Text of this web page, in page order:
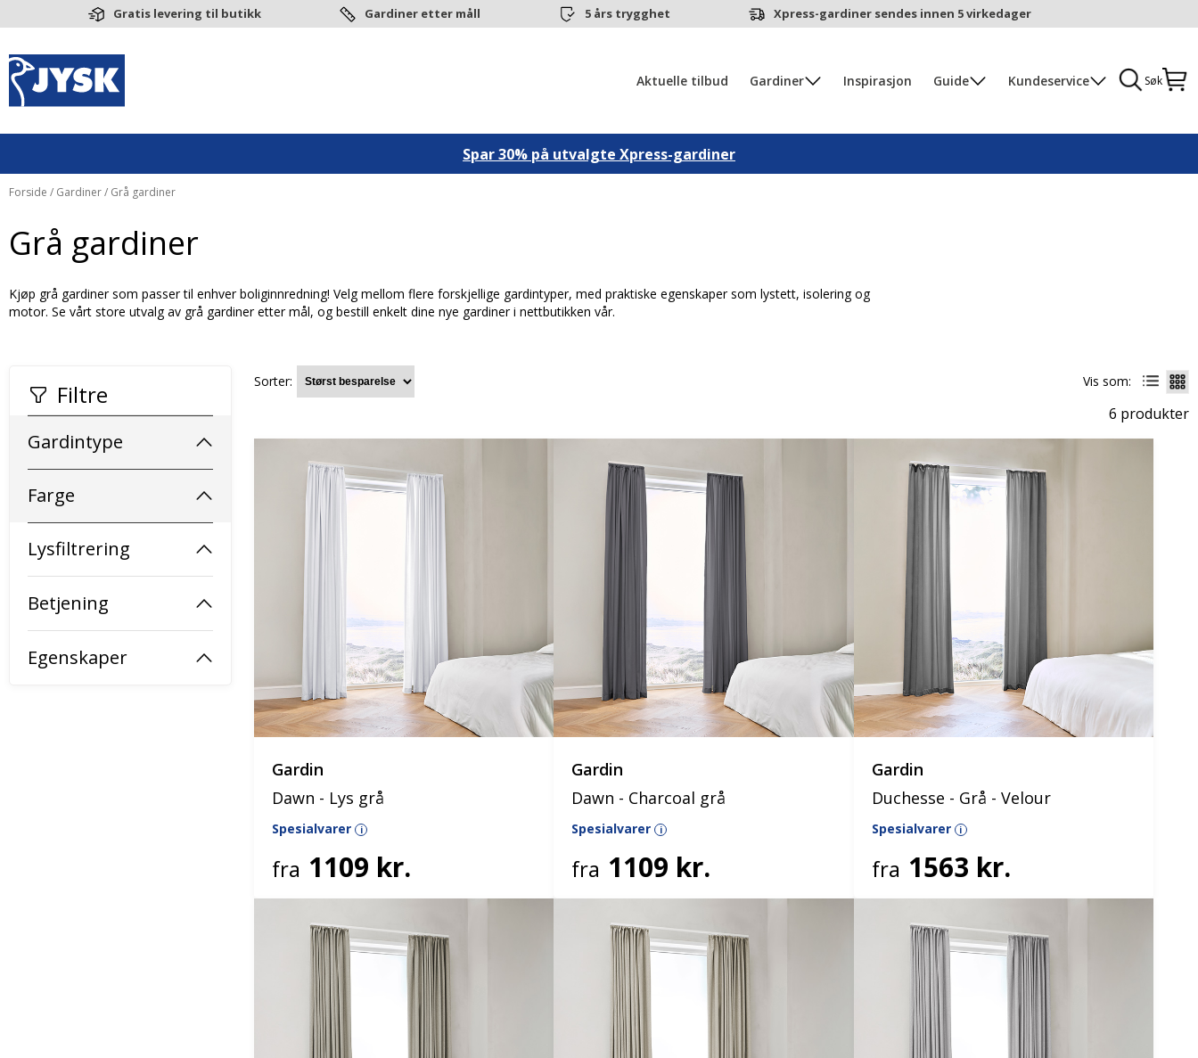
Gratis levering til butikk Gardiner etter måll 5 års trygghet Xpress-gardiner sendes innen 5 virkedager
Søk
Aktuelle tilbud Gardiner Inspirasjon Guide Kundeservice
Spar 30% på utvalgte Xpress-gardiner
Forside / Gardiner/ Grå gardiner
Grå gardiner
Kjøp grå gardiner som passer til enhver boliginnredning! Velg mellom flere forskjellige gardintyper, med praktiske egenskaper som lystett, isolering og
motor. Se vårt store utvalg av grå gardiner etter mål, og bestill enkelt dine nye gardiner i nettbutikken vår.
Filtre
Gardintype
Farge
Lysfiltrering
Betjening
Egenskaper
Sorter: Vis som:
6 produkter
Gardin
Dawn - Lys grå
Spesialvarer i
fra 1109 kr.
Gardin
Dawn - Charcoal grå
Spesialvarer i
fra 1109 kr.
Gardin
Duchesse - Grå - Velour
Spesialvarer i
fra 1563 kr.